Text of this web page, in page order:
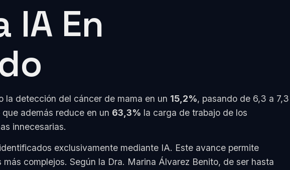
En
la detección del cáncer de mama en un 15,2%, pasando de 6,3 a 7,3
además reduce en un 63,3% la carga de trabajo de los
innecesarias.
exclusivamente mediante IA. Este avance permite
complejos. Según la Dra. Marina Álvarez Benito, de ser hasta